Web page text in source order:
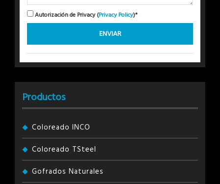
Autorización de Privacy (Privacy Policy)*
Productos
Coloreado INCO
Coloreado TSteel
Gofrados Naturales